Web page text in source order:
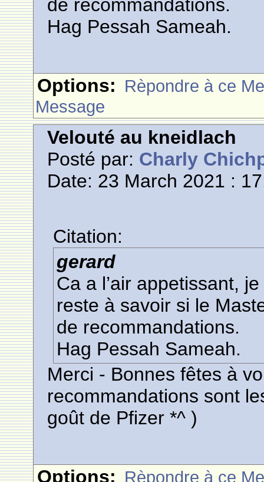
de recommandations.
Hag Pessah Sameah.
Options: Rèpondre à ce
Message
Velouté au kneidlach
Posté par: Charly
Date: 23 March 2021 :
Citation:
gerard
Ca a l’air appetissant,
reste à savoir si le
de recommandations.
Hag Pessah Sameah.
Merci - Bonnes fêtes à
recommandations sont
goût de Pfizer *^ )
Options: Rèpondre à ce